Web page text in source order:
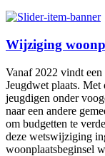
Wijziging
Vanaf 2022 vindt
Jeugdwet plaats.
jeugdigen onder
naar een andere
om budgetten te
deze wetswijziging
woonplaatsbeginsel